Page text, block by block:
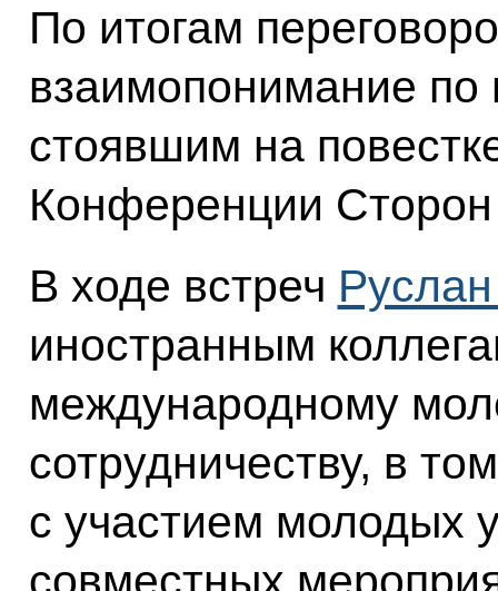
По итогам
взаимопонимание
стоявшим на
Конференции Сторон
В ходе встреч
иностранным
международному
сотрудничеству, в
с участием молодых